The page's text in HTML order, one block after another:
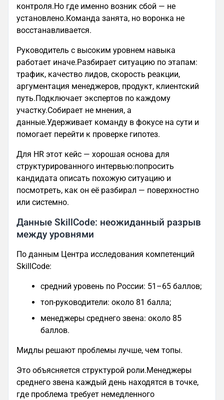
контроля.Но где именно возник сбой — не
установлено.Команда занята, но воронка не
восстанавливается.
Руководитель с высоким уровнем навыка
работает иначе.Разбирает ситуацию по этапам:
трафик, качество лидов, скорость реакции,
аргументация менеджеров, продукт, клиентский
путь.Подключает экспертов по каждому
участку.Собирает не мнения, а
данные.Удерживает команду в фокусе на сути и
помогает перейти к проверке гипотез.
Для HR этот кейс — хорошая основа для
структурированного интервью:попросить
кандидата описать похожую ситуацию и
посмотреть, как он её разбирал — поверхностно
или системно.
Данные SkillCode: неожиданный разрыв
между уровнями
По данным Центра исследования компетенций
SkillCode:
средний уровень по России: 51–65 баллов;
топ-руководители: около 81 балла;
менеджеры среднего звена: около 85
баллов.
Мидлы решают проблемы лучше, чем топы.
Это объясняется структурой роли.Менеджеры
среднего звена каждый день находятся в точке,
где проблема требует немедленного